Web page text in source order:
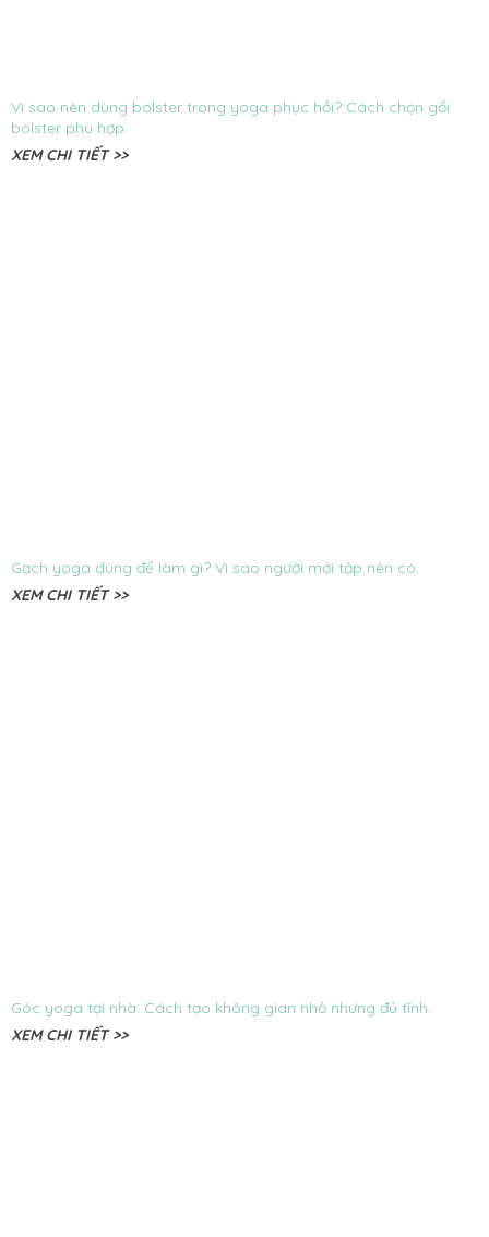
Vì sao nên dùng bolster trong yoga phục hồi? Cách chọn gối
bolster phù hợp.
XEM CHI TIẾT >>
Gạch yoga dùng để làm gì? Vì sao người mới tập nên có.
XEM CHI TIẾT >>
Góc yoga tại nhà: Cách tạo không gian nhỏ nhưng đủ tĩnh.
XEM CHI TIẾT >>